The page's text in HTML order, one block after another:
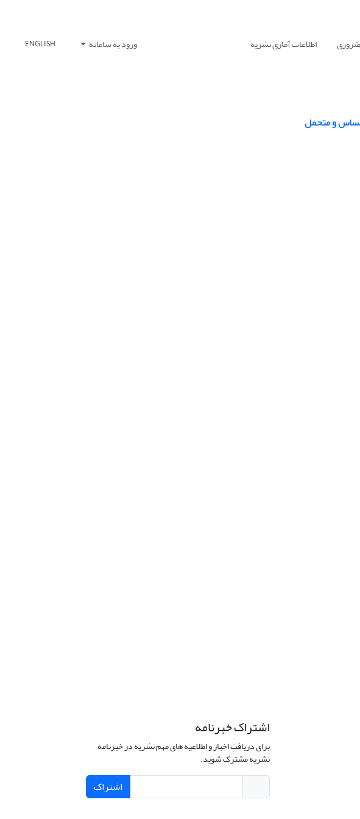
اطلاعات آماری نشریه ورود به سامانه ENGLISH
حساس و متحمل
اشتراک خبرنامه
برای دریافت اخبار و اطلاعیه های مهم نشریه در خبرنامه
نشریه مشترک شوید.
اشتراک